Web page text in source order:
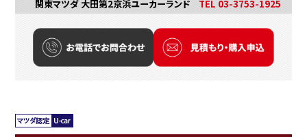
関東マツダ 大田第2京浜ユーカーランド TEL 03-3753-1925